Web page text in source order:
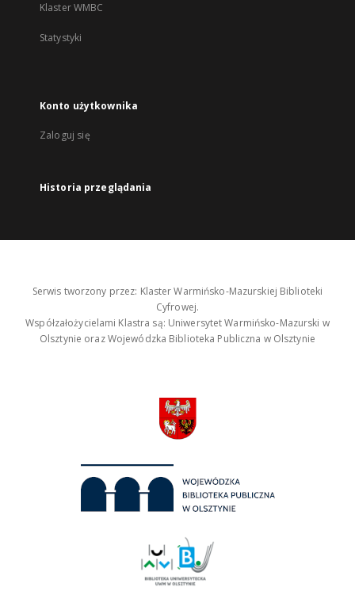
Klaster WMBC
Statystyki
Konto użytkownika
Zaloguj się
Historia przeglądania
Serwis tworzony przez: Klaster Warmińsko-Mazurskiej Biblioteki
Cyfrowej.
Współzałożycielami Klastra są: Uniwersytet Warmińsko-Mazurski w
Olsztynie oraz Wojewódzka Biblioteka Publiczna w Olsztynie